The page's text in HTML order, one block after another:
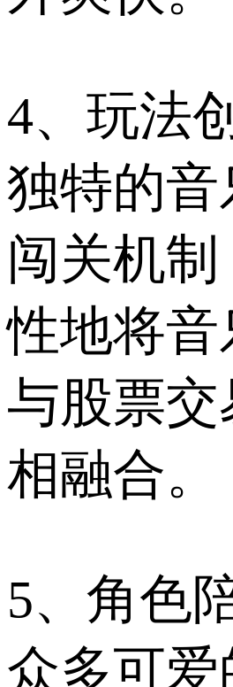
4、玩法
独特的音
闯关机
性地将音
与股票交
相融合。
5、角色
众多可爱